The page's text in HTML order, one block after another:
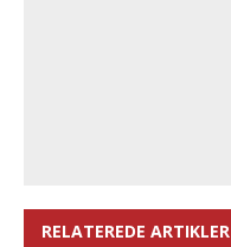
RELATEREDE ARTIKLER